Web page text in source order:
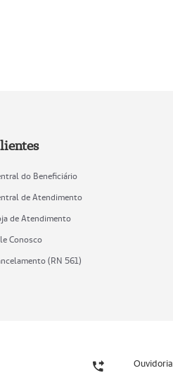
do Beneficiário
de Atendimento
de Atendimento
Conosco
(RN 561)
Ouvidoria